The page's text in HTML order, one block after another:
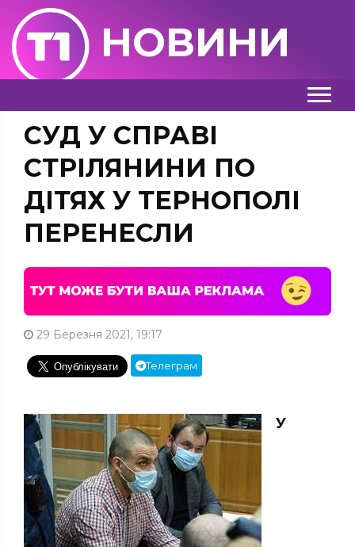
НОВИНИ
СУД У СПРАВІ
СТРІЛЯНИНИ ПО
ДІТЯХ У ТЕРНОПОЛІ
ПЕРЕНЕСЛИ
29 Березня 2021, 19:17
Телеграм
У